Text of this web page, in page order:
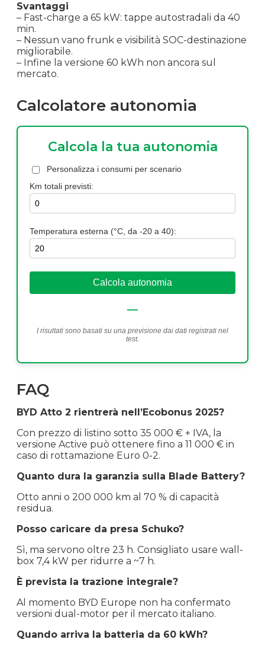
Svantaggi
– Fast-charge a 65 kW: tappe autostradali da 40
min.
– Nessun vano frunk e visibilità SOC-destinazione
migliorabile.
– Infine la versione 60 kWh non ancora sul
mercato.
Calcolatore autonomia
Calcola la tua autonomia
Personalizza i consumi per scenario
Km totali previsti:
Temperatura esterna (°C, da -20 a 40):
Calcola autonomia
—
I risultati sono basati su una previsione dai dati registrati nel
test.
FAQ
BYD Atto 2 rientrerà nell’Ecobonus 2025?
Con prezzo di listino sotto 35 000 € + IVA, la
versione Active può ottenere fino a 11 000 € in
caso di rottamazione Euro 0-2.
Quanto dura la garanzia sulla Blade Battery?
Otto anni o 200 000 km al 70 % di capacità
residua.
Posso caricare da presa Schuko?
Sì, ma servono oltre 23 h. Consigliato usare wall-
box 7,4 kW per ridurre a ~7 h.
È prevista la trazione integrale?
Al momento BYD Europe non ha confermato
versioni dual-motor per il mercato italiano.
Quando arriva la batteria da 60 kWh?